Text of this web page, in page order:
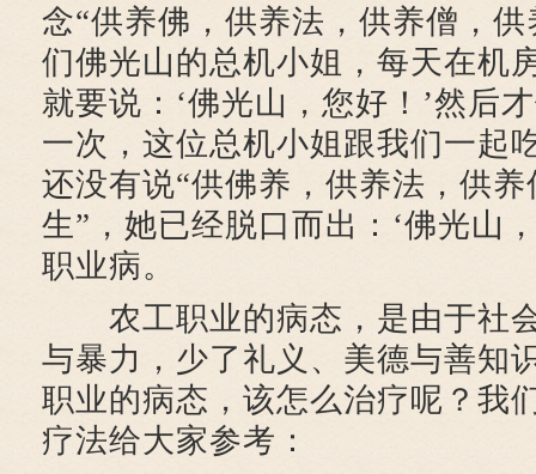
念“供养佛，供养法，供养僧，供
们佛光山的总机小姐，每天在机
就要说：‘佛光山，您好！’然后
一次，这位总机小姐跟我们一起
还没有说“供佛养，供养法，供
生”，她已经脱口而出：‘佛光山
职业病。
农工职业的病态，是由于社
与暴力，少了礼义、美德与善知
职业的病态，该怎么治疗呢？我
疗法给大家参考：